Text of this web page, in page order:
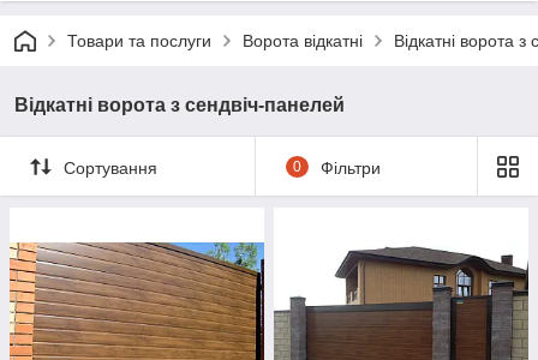
Товари та послуги Ворота відкатні Відкатні ворота
Відкатні ворота з сендвіч-панелей
Сортування 0 Фільтри